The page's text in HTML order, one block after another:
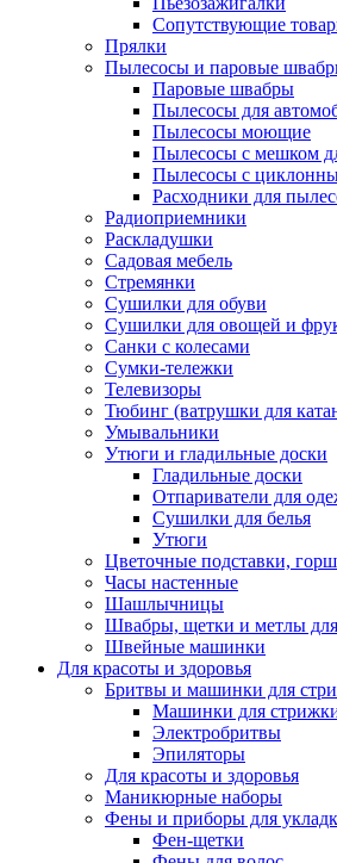
Сопутствующие
Прялки
Пылесосы и паровые
Паровые швабры
Пылесосы для
Пылесосы моющие
Пылесосы с мешком
Пылесосы с
Расходники для
Радиоприемники
Раскладушки
Садовая мебель
Стремянки
Сушилки для обуви
Сушилки для овощей и
Санки с колесами
Сумки-тележки
Телевизоры
Тюбинг (ватрушки для
Умывальники
Утюги и гладильные доски
Гладильные доски
Отпариватели для
Сушилки для белья
Утюги
Цветочные подставки,
Часы настенные
Шашлычницы
Швабры, щетки и метлы
Швейные машинки
Для красоты и здоровья
Бритвы и машинки для
Машинки для
Электробритвы
Эпиляторы
Для красоты и здоровья
Маникюрные наборы
Фены и приборы для
Фен-щетки